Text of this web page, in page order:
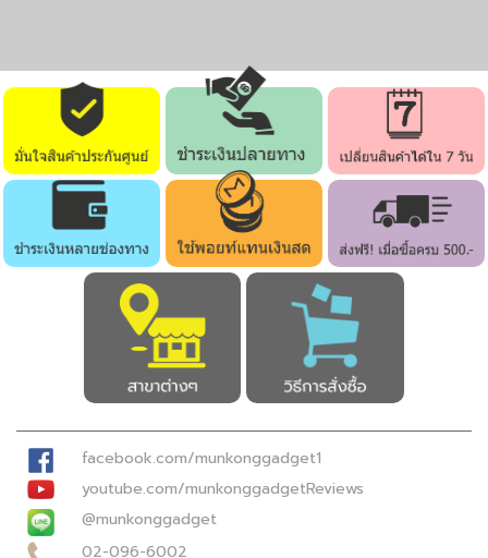
facebook.com/munkonggadget1
youtube.com/munkonggadgetReviews
@munkonggadget
02-096-6002